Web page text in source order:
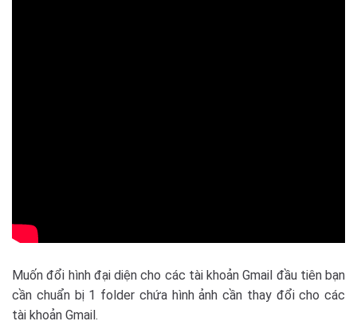
Muốn đổi hình đại diện cho các tài khoản Gmail đầu tiên bạn
cần chuẩn bị 1 folder chứa hình ảnh cần thay đổi cho các
tài khoản Gmail.